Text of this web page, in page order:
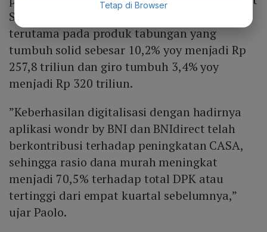
Saving Account/CASA) sebesar 6,3%,
terutama pada produk tabungan yang
tumbuh solid sebesar 10,2% yoy menjadi Rp
257,8 triliun dan giro tumbuh 3,4% yoy
menjadi Rp 320 triliun.
”Keberhasilan digitalisasi dengan hadirnya
aplikasi wondr by BNI dan BNIdirect telah
berkontribusi terhadap peningkatan CASA,
sehingga rasio dana murah meningkat
menjadi 70,5% terhadap total DPK atau
tertinggi dari empat kuartal sebelumnya,”
ujar Paolo.
Tetap di Browser